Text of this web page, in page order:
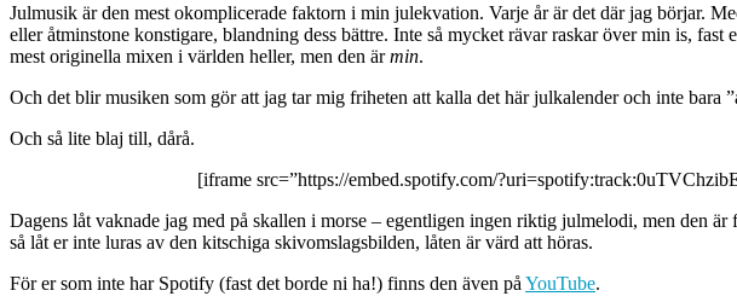
Julmusik är den mest okomplicerade faktorn i min julekvation. Varje år är det där jag börjar.
eller åtminstone konstigare, blandning dess bättre. Inte så mycket rävar raskar över min is,
mest originella mixen i världen heller, men den ärmin.
Och det blir musiken som gör att jag tar mig friheten att kalla det här julkalender och inte
Och så lite blaj till, dårå.
[iframe src=”https://embed.spotify.com/
Dagens låt vaknade jag med på skallen i morse – egentligen ingen riktig julmelodi, men den
så låt er inte luras av den kitschiga skivomslagsbilden, låten är värd att höras.
För er som inte har Spotify (fast det borde ni ha!) finns den även på YouTube.